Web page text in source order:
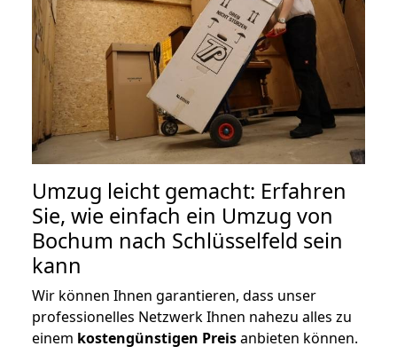
Umzug leicht gemacht: Erfahren
Sie, wie einfach ein Umzug von
Bochum nach Schlüsselfeld sein
kann
Wir können Ihnen garantieren, dass unser
professionelles Netzwerk Ihnen nahezu alles zu
einem kostengünstigen Preisanbieten können.